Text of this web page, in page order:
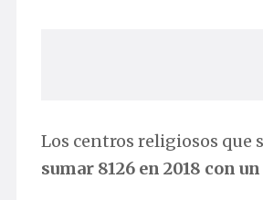
Los centros religiosos que
sumar 8126 en 2018 con